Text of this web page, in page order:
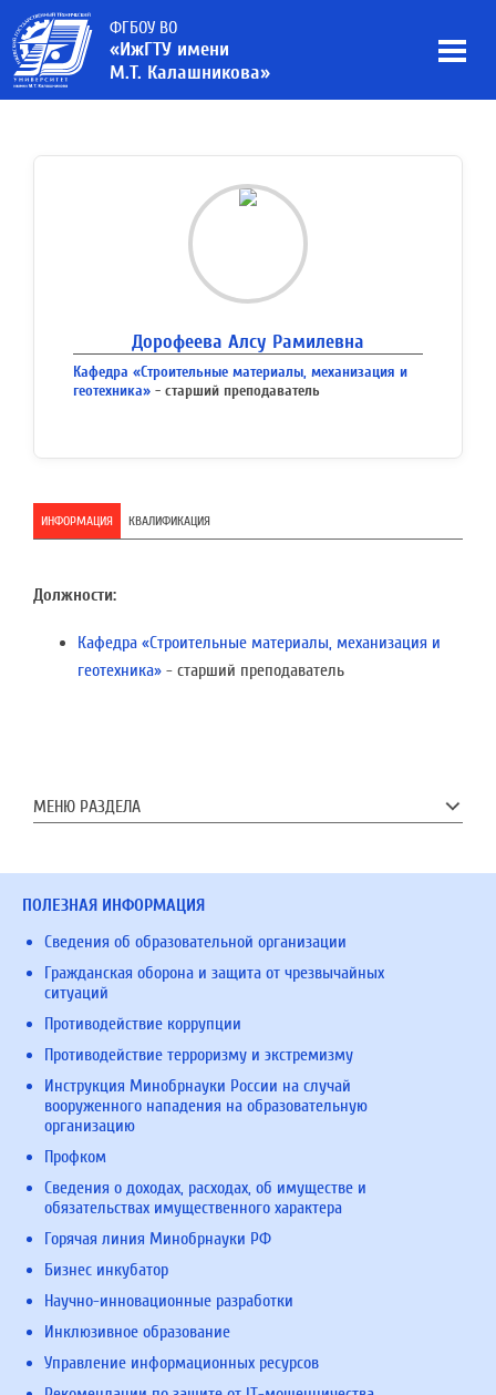
ФГБОУ ВО
«ИжГТУ имени
М.Т. Калашникова»
Дорофеева Алсу Рамилевна
Кафедра «Строительные материалы, механизация и
геотехника» - старший преподаватель
ИНФОРМАЦИЯ КВАЛИФИКАЦИЯ
Должности:
Кафедра «Строительные материалы, механизация и
геотехника» - старший преподаватель
МЕНЮ РАЗДЕЛА
ПОЛЕЗНАЯ ИНФОРМАЦИЯ
Сведения об образовательной организации
Гражданская оборона и защита от чрезвычайных
ситуаций
Противодействие коррупции
Противодействие терроризму и экстремизму
Инструкция Минобрнауки России на случай
вооруженного нападения на образовательную
организацию
Профком
Сведения о доходах, расходах, об имуществе и
обязательствах имущественного характера
Горячая линия Минобрнауки РФ
Бизнес инкубатор
Научно-инновационные разработки
Инклюзивное образование
Управление информационных ресурсов